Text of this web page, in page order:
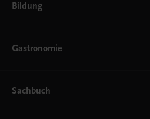
Bildung
AHS
EWF/ZWF
FW
Gastronomie
Getränke
Sachbuch